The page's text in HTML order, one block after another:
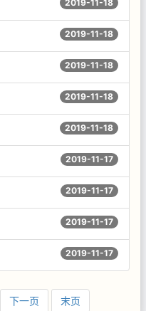
2019-11-18
2019-11-18
2019-11-18
2019-11-18
2019-11-18
2019-11-17
2019-11-17
2019-11-17
2019-11-17
下一页 末页